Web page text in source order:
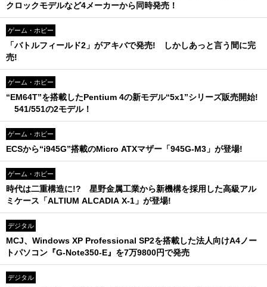
クロックモデルなど4メーカーから同時発売！
ゲーム・ホビー
「バトルフィールド2」がアキバで発売! しかしあっと言う間に完
売!
ゲーム・ホビー
“EM64T”を搭載したPentium 4の新モデル“5x1”シリーズ販売開始!
541/551の2モデル！
ゲーム・ホビー
ECSから“i945G”搭載のMicro ATXマザー「945G-M3」が登場!
ゲーム・ホビー
時代は二重構造に!? 星野金属工業から新機構を採用した高級アル
ミケース「ALTIUM ALCADIA X-1」が登場!
デジタル
MCJ、Windows XP Professional SP2を搭載した法人向けA4ノー
トパソコン『G-Note350-E』を7万9800円で発売
デジタル